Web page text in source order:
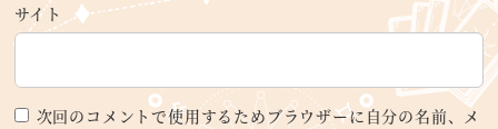
サイト
次回のコメントで使用するためブラウザーに自分の名前、メ